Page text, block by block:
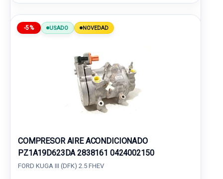
-5% USADO NOVEDAD
COMPRESOR AIRE ACONDICIONADO
PZ1A19D623DA 2838161 0424002150
FORD KUGA III (DFK) 2.5 FHEV